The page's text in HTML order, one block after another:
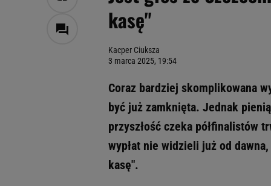
kasę"
Kacper Ciuksza
3 marca 2025, 19:54
Coraz bardziej skomplikowana
być już zamknięta. Jednak
przyszłość czeka półfinalistów
wypłat nie widzieli już od
kasę".
Użycie dokładnych